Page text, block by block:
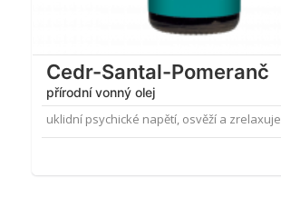
Cedr-Santal-Pomeranč
přírodní vonný olej
uklidní psychické napětí, osvěží a zrelaxuje